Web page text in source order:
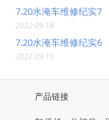
7.20水淹车维修纪实7
2022-09-18
7.20水淹车维修纪实6
2022-09-15
产品链接